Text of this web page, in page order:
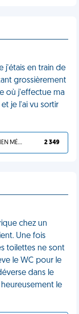
j'étais en train de
grossièrement
où j'effectue ma
je l'ai vu sortir
TU L'AS BIEN MÉRITÉ 2 349
chez un
Une fois
toilettes ne sont
le WC pour le
dans le
le